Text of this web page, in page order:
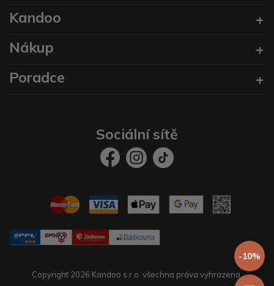
-10%
Kandoo
Nákup
Poradce
Sociální sítě
Copyright 2026 Kandoo s.r.o. všechna práva vyhrazena.